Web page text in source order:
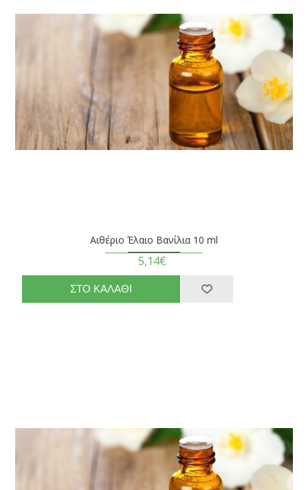
Αιθέριο Έλαιο Βανίλια 10 ml
5,14€